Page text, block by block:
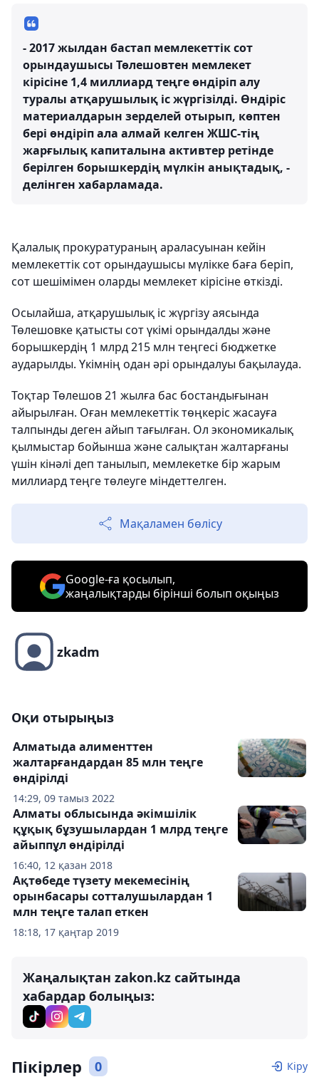
- 2017 жылдан бастап мемлекеттік сот
орындаушысы Төлешовтен мемлекет
кірісіне 1,4 миллиард теңге өндіріп алу
туралы атқарушылық іс жүргізілді. Өндіріс
материалдарын зерделей отырып, көптен
бері өндіріп ала алмай келген ЖШС-тің
жарғылық капиталына активтер ретінде
берілген борышкердің мүлкін анықтадық, -
делінген хабарламада.
Қалалық прокуратураның араласуынан кейін
мемлекеттік сот орындаушысы мүлікке баға беріп,
сот шешімімен оларды мемлекет кірісіне өткізді.
Осылайша, атқарушылық іс жүргізу аясында
Төлешовке қатысты сот үкімі орындалды және
борышкердің 1 млрд 215 млн теңгесі бюджетке
аударылды. Үкімнің одан әрі орындалуы бақылауда.
Тоқтар Төлешов 21 жылға бас бостандығынан
айырылған. Оған мемлекеттік төңкеріс жасауға
талпынды деген айып тағылған. Ол экономикалық
қылмыстар бойынша және салықтан жалтарғаны
үшін кінәлі деп танылып, мемлекетке бір жарым
миллиард теңге төлеуге міндеттелген.
Мақаламен бөлісу
Google-ға қосылып,
жаңалықтарды бірінші болып оқыңыз
zkadm
Оқи отырыңыз
14:29, 09 тамыз 2022
Алматыда алименттен
жалтарғандардан 85 млн теңге
өндірілді
16:40, 12 қазан 2018
Алматы облысында әкімшілік
құқық бұзушылардан 1 млрд теңге
айыппұл өндірілді
18:18, 17 қаңтар 2019
Ақтөбеде түзету мекемесінің
орынбасары сотталушылардан 1
млн теңге талап еткен
Жаңалықтан zakon.kz сайтында
хабардар болыңыз:
Пікірлер 0 Кіру